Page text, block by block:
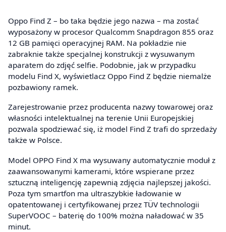
Oppo Find Z – bo taka będzie jego nazwa – ma zostać
wyposażony w procesor Qualcomm Snapdragon 855 oraz
12 GB pamięci operacyjnej RAM. Na pokładzie nie
zabraknie także specjalnej konstrukcji z wysuwanym
aparatem do zdjęć selfie. Podobnie, jak w przypadku
modelu Find X, wyświetlacz Oppo Find Z będzie niemalże
pozbawiony ramek.
Zarejestrowanie przez producenta nazwy towarowej oraz
własności intelektualnej na terenie Unii Europejskiej
pozwala spodziewać się, iż model Find Z trafi do sprzedaży
także w Polsce.
Model OPPO Find X ma wysuwany automatycznie moduł z
zaawansowanymi kamerami, które wspierane przez
sztuczną inteligencję zapewnią zdjęcia najlepszej jakości.
Poza tym smartfon ma ultraszybkie ładowanie w
opatentowanej i certyfikowanej przez TÜV technologii
SuperVOOC – baterię do 100% można naładować w 35
minut.